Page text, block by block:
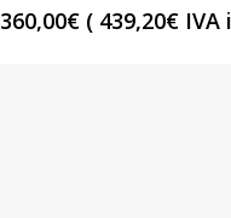
360,00€ ( 439,20€IVA